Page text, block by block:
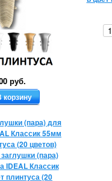
руб.
корзину
(пара) для
Классик 55мм
(20 цветов)